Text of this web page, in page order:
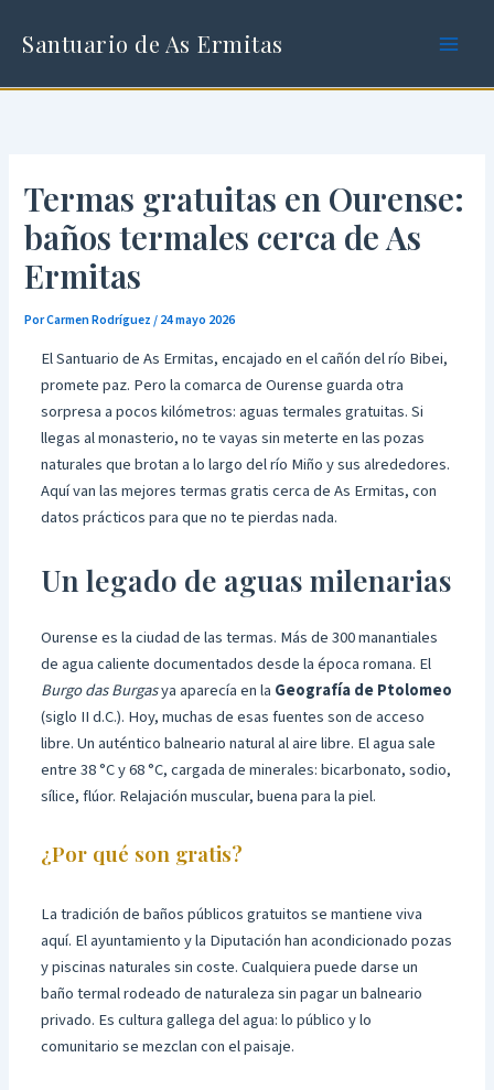
Santuario de As Ermitas
Termas gratuitas en Ourense:
baños termales cerca de As
Ermitas
PorCarmen Rodríguez/24 mayo 2026
El Santuario de As Ermitas, encajado en el cañón del río Bibei,
promete paz. Pero la comarca de Ourense guarda otra
sorpresa a pocos kilómetros: aguas termales gratuitas. Si
llegas al monasterio, no te vayas sin meterte en las pozas
naturales que brotan a lo largo del río Miño y sus alrededores.
Aquí van las mejores termas gratis cerca de As Ermitas, con
datos prácticos para que no te pierdas nada.
Un legado de aguas milenarias
Ourense es la ciudad de las termas. Más de 300 manantiales
de agua caliente documentados desde la época romana. El
Burgo das Burgasya aparecía en la Geografía de Ptolomeo
(siglo II d.C.). Hoy, muchas de esas fuentes son de acceso
libre. Un auténtico balneario natural al aire libre. El agua sale
entre 38 °C y 68 °C, cargada de minerales: bicarbonato, sodio,
sílice, flúor. Relajación muscular, buena para la piel.
¿Por qué son gratis?
La tradición de baños públicos gratuitos se mantiene viva
aquí. El ayuntamiento y la Diputación han acondicionado pozas
y piscinas naturales sin coste. Cualquiera puede darse un
baño termal rodeado de naturaleza sin pagar un balneario
privado. Es cultura gallega del agua: lo público y lo
comunitario se mezclan con el paisaje.